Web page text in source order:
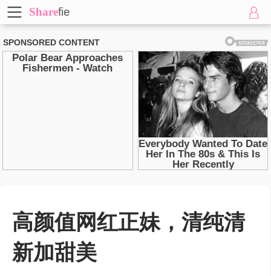
Sharefie
高颜值网红正妹，清纯清
新加甜美